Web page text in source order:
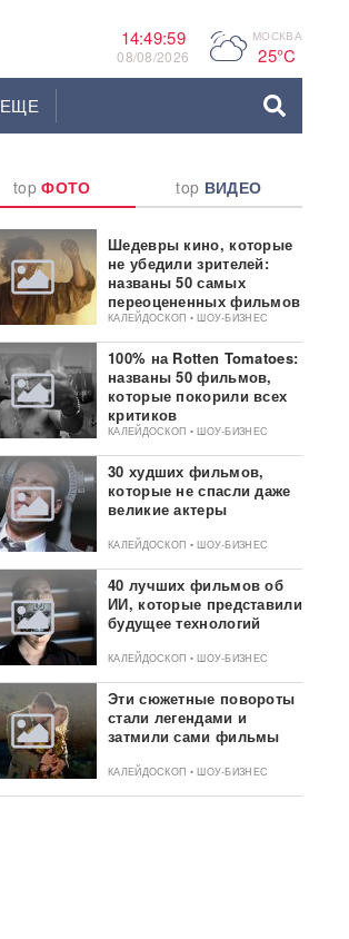
14:50:00
08/08/2026 P МОСКВА
25°C
ЕЩЕ
topФОТО top ВИДЕО
Шедевры кино, которые
не убедили зрителей:
названы 50 самых
переоцененных фильмов
КАЛЕЙДОСКОП • ШОУ-БИЗНЕС
100% на Rotten Tomatoes:
названы 50 фильмов,
которые покорили всех
критиков
КАЛЕЙДОСКОП • ШОУ-БИЗНЕС
30 худших фильмов,
которые не спасли даже
великие актеры
КАЛЕЙДОСКОП • ШОУ-БИЗНЕС
40 лучших фильмов об
ИИ, которые представили
будущее технологий
КАЛЕЙДОСКОП • ШОУ-БИЗНЕС
Эти сюжетные повороты
стали легендами и
затмили сами фильмы
КАЛЕЙДОСКОП • ШОУ-БИЗНЕС